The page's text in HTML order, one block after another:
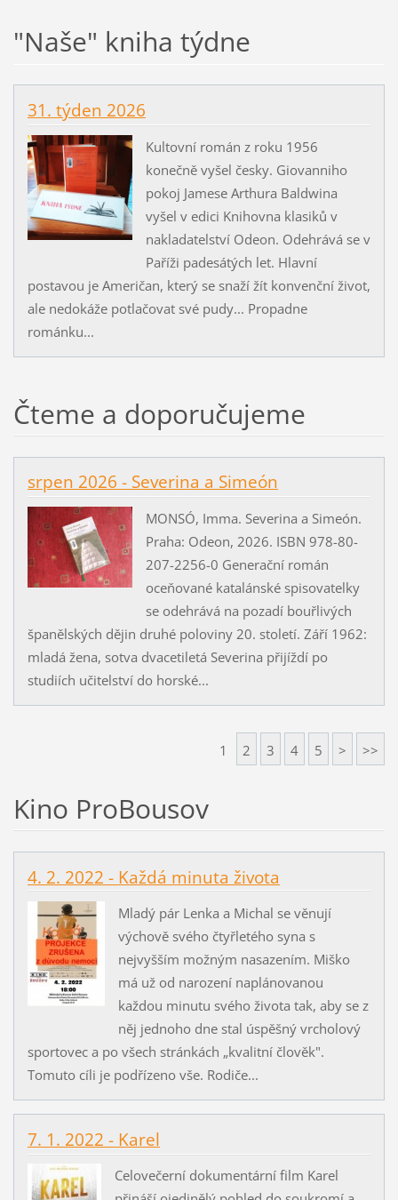
"Naše" kniha týdne
31. týden 2026
Kultovní román z roku 1956
konečně vyšel česky. Giovanniho
pokoj Jamese Arthura Baldwina
vyšel v edici Knihovna klasiků v
nakladatelství Odeon. Odehrává se v
Paříži padesátých let. Hlavní
postavou je Američan, který se snaží žít konvenční život,
ale nedokáže potlačovat své pudy... Propadne
románku...
Čteme a doporučujeme
srpen 2026 - Severina a Simeón
MONSÓ, Imma. Severina a Simeón.
Praha: Odeon, 2026. ISBN 978-80-
207-2256-0 Generační román
oceňované katalánské spisovatelky
se odehrává na pozadí bouřlivých
španělských dějin druhé poloviny 20. století. Září 1962:
mladá žena, sotva dvacetiletá Severina přijíždí po
studiích učitelství do horské...
1 2 3 4 5 > >>
Kino ProBousov
4. 2. 2022 - Každá minuta života
Mladý pár Lenka a Michal se věnují
výchově svého čtyřletého syna s
nejvyšším možným nasazením. Miško
má už od narození naplánovanou
každou minutu svého života tak, aby se z
něj jednoho dne stal úspěšný vrcholový
sportovec a po všech stránkách „kvalitní člověk".
Tomuto cíli je podřízeno vše. Rodiče...
7. 1. 2022 - Karel
Celovečerní dokumentární film Karel